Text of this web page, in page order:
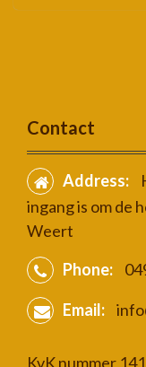
Contact
Address:
ingang is om de
Weert
Phone:
Email:
KvK nummer